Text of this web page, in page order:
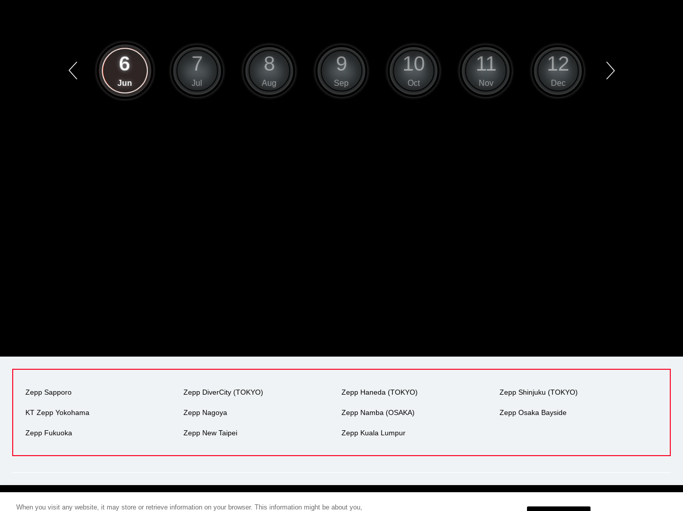
6
Jun
7
Jul
8
Aug
9
Sep
10
Oct
11
Nov
12
Dec
Zepp Sapporo Zepp DiverCity (TOKYO) Zepp Haneda (TOKYO) Zepp Shinjuku (TOKYO)
KT Zepp Yokohama Zepp Nagoya Zepp Namba (OSAKA) Zepp Osaka Bayside
Zepp Fukuoka Zepp New Taipei Zepp Kuala Lumpur
会社概要 プライバシーポリシー
When you visit any website, it may store or retrieve information on your browser. This information might be about you,